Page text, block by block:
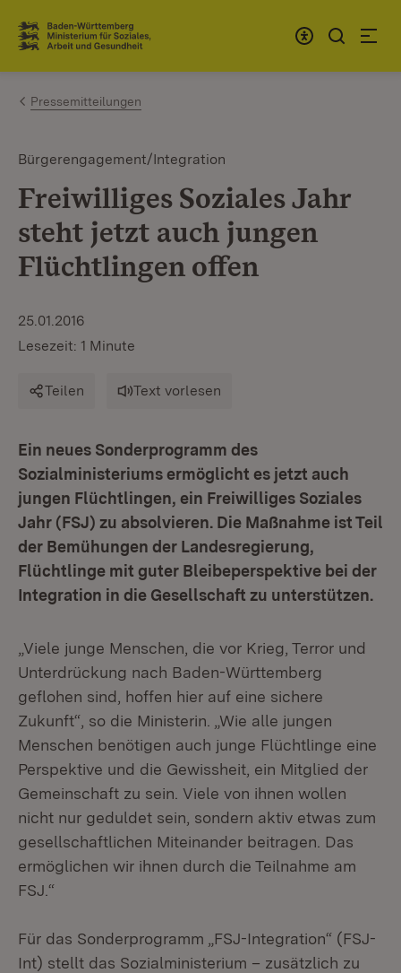
Zum Inhalt springen
Link zur Startseite
Pressemitteilungen
Bürgerengagement/Integration
Freiwilliges Soziales Jahr
steht jetzt auch jungen
Flüchtlingen offen
25.01.2016
Lesezeit: 1 Minute
Teilen Text vorlesen
Ein neues Sonderprogramm des
Sozialministeriums ermöglicht es jetzt auch
jungen Flüchtlingen, ein Freiwilliges Soziales
Jahr (FSJ) zu absolvieren. Die Maßnahme ist Teil
der Bemühungen der Landesregierung,
Flüchtlinge mit guter Bleibeperspektive bei der
Integration in die Gesellschaft zu unterstützen.
„Viele junge Menschen, die vor Krieg, Terror und
Unterdrückung nach Baden-Württemberg
geflohen sind, hoffen hier auf eine sichere
Zukunft“, so die Ministerin. „Wie alle jungen
Menschen benötigen auch junge Flüchtlinge eine
Perspektive und die Gewissheit, ein Mitglied der
Gemeinschaft zu sein. Viele von ihnen wollen
nicht nur geduldet sein, sondern aktiv etwas zum
gesellschaftlichen Miteinander beitragen. Das
ermöglichen wir ihnen durch die Teilnahme am
FSJ.“
Für das Sonderprogramm „FSJ-Integration“ (FSJ-
Int) stellt das Sozialministerium – zusätzlich zu